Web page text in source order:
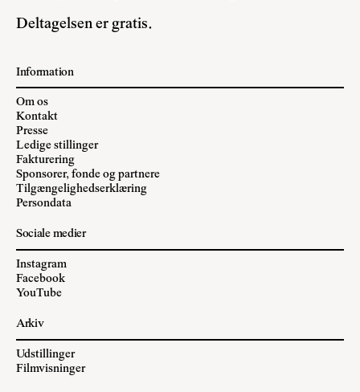
Deltagelsen er gratis.
Information
Om os
Kontakt
Presse
Ledige stillinger
Fakturering
Sponsorer, fonde og partnere
Tilgængelighedserklæring
Persondata
Sociale medier
Instagram
Facebook
YouTube
Arkiv
Udstillinger
Filmvisninger